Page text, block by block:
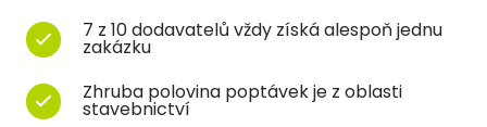
7 z 10 dodavatelů vždy získá alespoň jednu
zakázku
Zhruba polovina poptávek je z oblasti
stavebnictví